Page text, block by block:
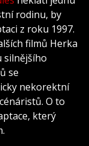
rodinu, by
z roku 1997.
filmů Herka
silnějšího
se
nekorektní
O to
který